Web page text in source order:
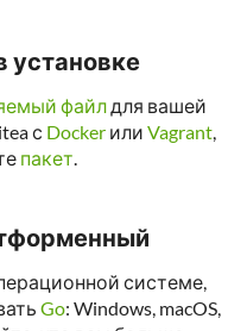
установке
файлдля вашей
с Dockerили Vagrant,
пакет.
системе,
Go: Windows, macOS,